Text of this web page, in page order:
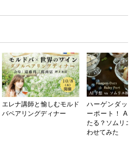
エレナ講師と愉しむモルド
バペアリングディナー
ハーゲンダッ
ーポート！ AI
たる？ソムリ
わせてみた